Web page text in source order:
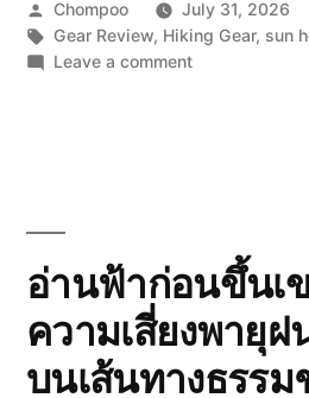
Posted
by
Chompoo July 31, 2026
Tags:
Gear Review, Hiking Gear, sun
Leave a commenton
แรง
ปี
2026
อ่านฟ้าก่อนขึ้นเ
ความเสี่ยงพายุ
บนเส้นทางธรร